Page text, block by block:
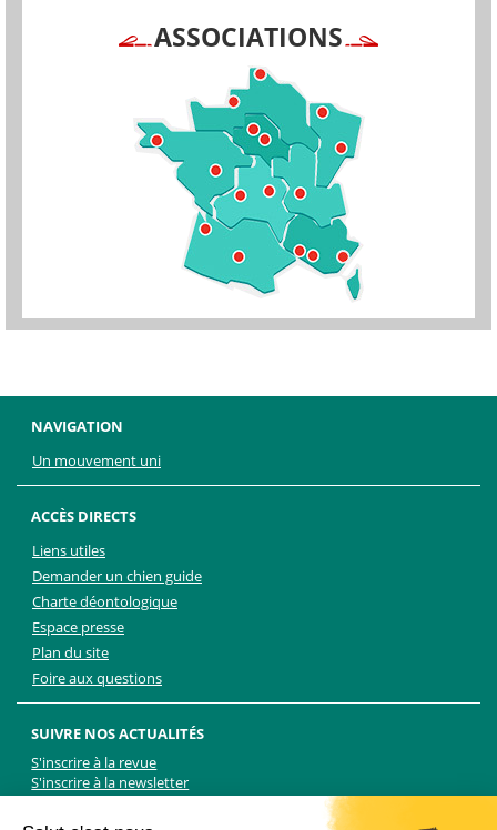
ASSOCIATIONS
NAVIGATION
Un mouvement uni
ACCÈS DIRECTS
Liens utiles
Demander un chien guide
Charte déontologique
Espace presse
Plan du site
Foire aux questions
SUIVRE NOS ACTUALITÉS
S'inscrire à la revue
S'inscrire à la newsletter
TikTok